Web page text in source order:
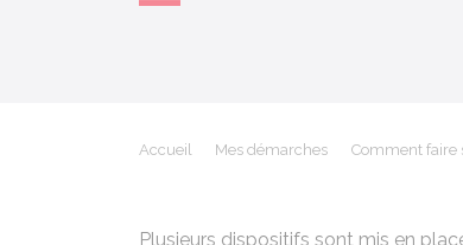
Accueil Mes démarches Comment faire
Plusieurs dispositifs sont mis en